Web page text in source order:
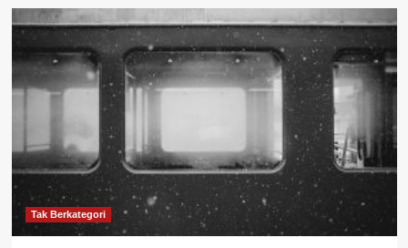
Tak Berkategori